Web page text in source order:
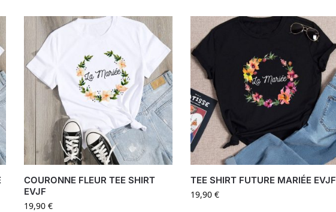
COURONNE FLEUR TEE SHIRT
EVJF
19,90 €
TEE SHIRT FUTURE MARIÉE EVJF
19,90€